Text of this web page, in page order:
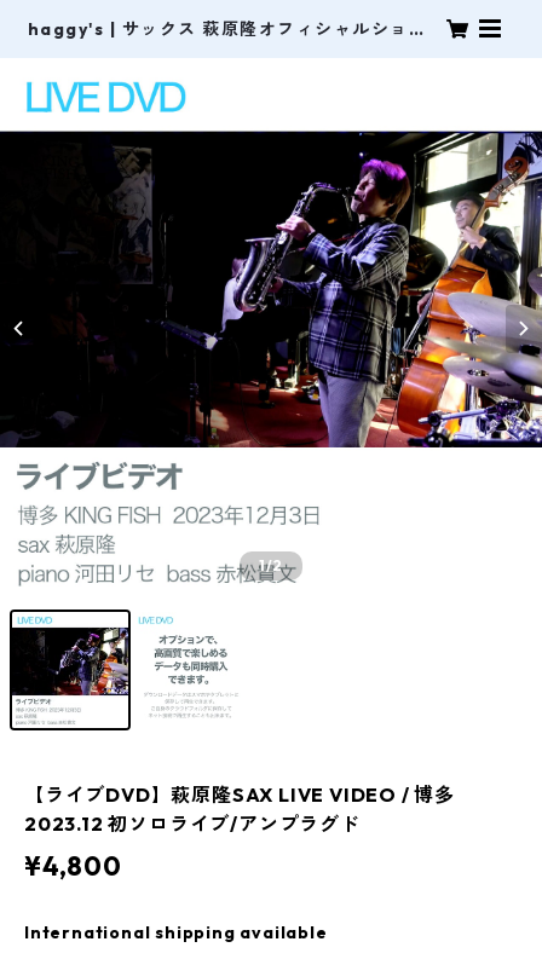
haggy's | サックス 萩原隆オフィシャルショッ
1/2
【ライブDVD】萩原隆SAX LIVE VIDEO / 博多
2023.12 初ソロライブ/アンプラグド
¥4,800
International shipping available